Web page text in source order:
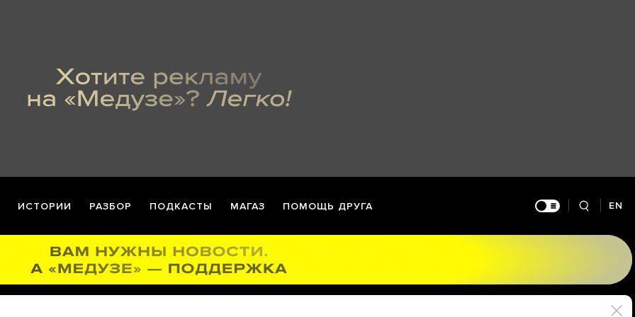
ИСТОРИИ РАЗБОР ПОДКАСТЫ МАГАЗ ПОМОЩЬ ДРУГА EN